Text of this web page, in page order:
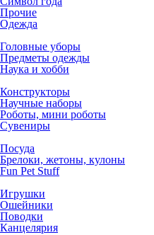
Прочие
Одежда
Головные уборы
Предметы одежды
Наука и хобби
Конструкторы
Научные наборы
Роботы, мини роботы
Сувениры
Посуда
Брелоки, жетоны, кулоны
Fun Pet Stuff
Игрушки
Ошейники
Поводки
Канцелярия